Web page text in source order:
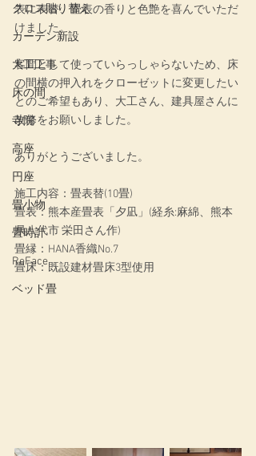
クロス貼り替え
カーテン新設
大工工事
床の間
寺院
高座
円座
畳小物
畳時計
ReFace
ベッド畳
表に表替、畳表の香りと色艶を喜んでいただ
けました。
客間として使っていらっしゃらないため、床
の間横の押入れをクローゼットに変更したい
とのご希望もあり、大工さん、建具屋さんに
改修をお願いしました。
ありがとうございました。
施工内容：畳表替(10畳)
畳表：熊本産畳表「夕凪」(経糸:麻綿、熊本
県八代市 栄田さん作)
畳縁：HANA香織No.7
畳床：既設建材畳床3型使用